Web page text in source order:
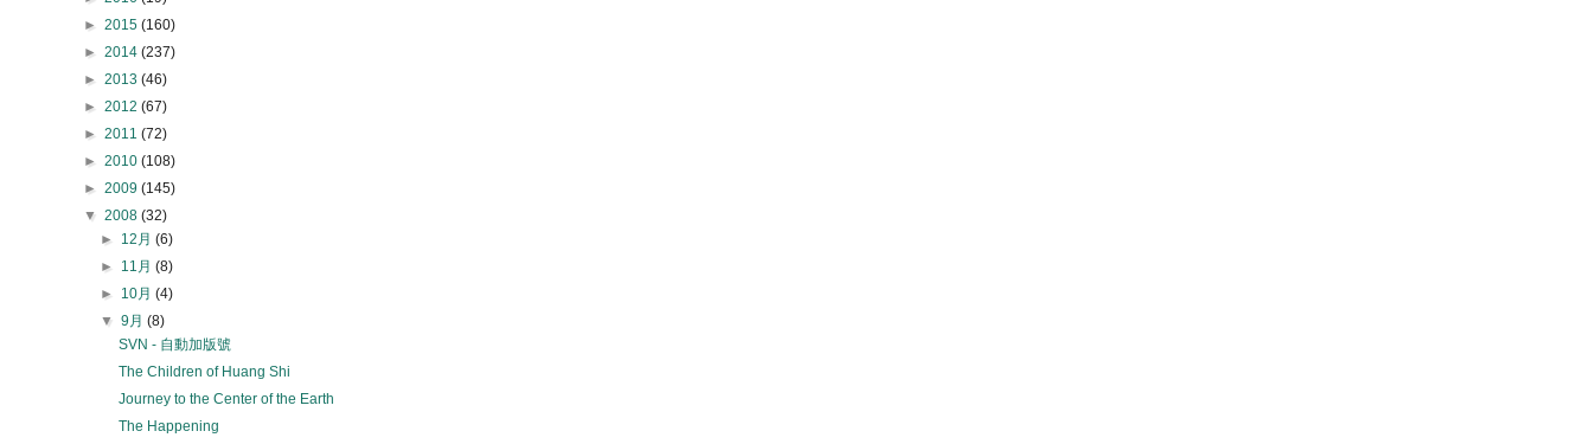
► 2015 (160)
► 2014 (237)
► 2013 (46)
► 2012 (67)
► 2011 (72)
► 2010 (108)
► 2009 (145)
▼ 2008 (32)
► 12月(6)
► 11月(8)
► 10月(4)
▼9月(8)
SVN - 自動加版號
The Children of Huang Shi
Journey to the Center of the Earth
The Happening